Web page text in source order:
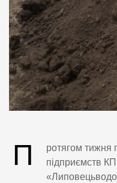
П
ротягом тижня
підприємств